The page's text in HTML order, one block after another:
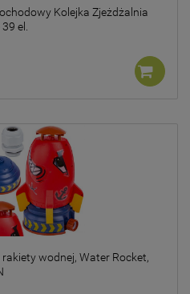
Kolejka Zjeżdżalnia
el.
wodnej, Water Rocket,